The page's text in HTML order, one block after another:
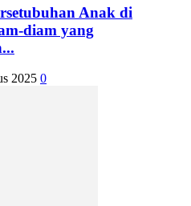
Anak di
diam yang
2025 0